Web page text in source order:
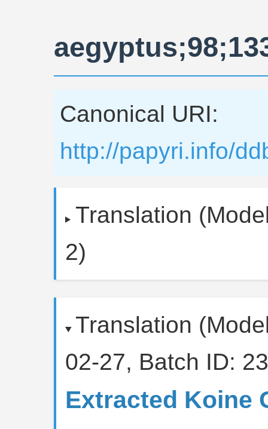
Canonical URI:
http://papyri.info/
Translation
2)
Translation
02-27, Batch ID:
Extracted Koine